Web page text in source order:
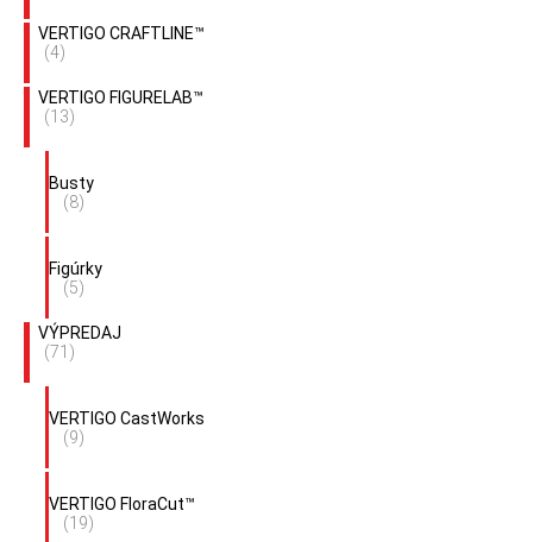
VERTIGO CRAFTLINE™
(4)
VERTIGO FIGURELAB™
(13)
Busty
(8)
Figúrky
(5)
VÝPREDAJ
(71)
VERTIGO CastWorks
(9)
VERTIGO FloraCut™
(19)